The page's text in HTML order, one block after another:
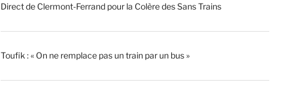
Direct de Clermont-Ferrand pour la Colère des Sans Trains
Toufik : « On ne remplace pas un train par un bus »